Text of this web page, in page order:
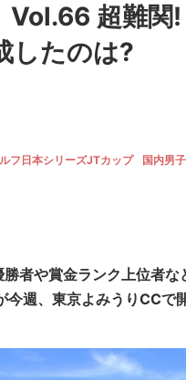
Vol.66 超難
したのは?
フ日本シリーズJTカップ 国内男
者や賞金ランク上位者
週、東京よみうりCCで